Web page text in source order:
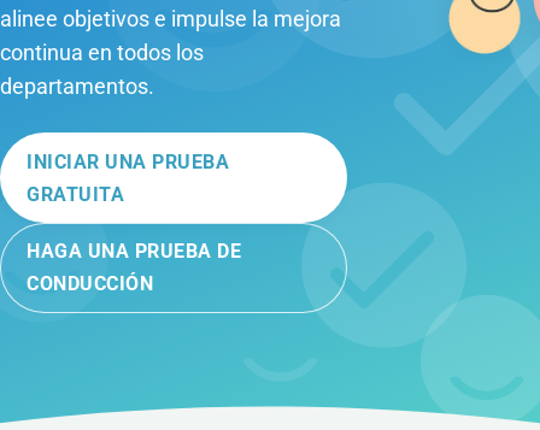
alinee objetivos e impulse la mejora
continua en todos los
departamentos.
INICIAR UNA PRUEBA
GRATUITA
HAGA UNA PRUEBA DE
CONDUCCIÓN